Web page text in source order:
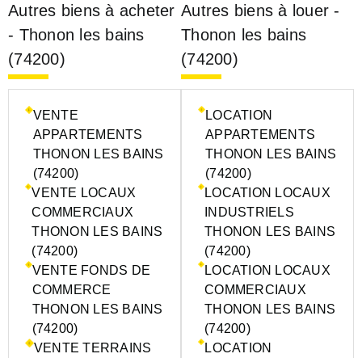
Autres biens à acheter
- Thonon les bains
(74200)
VENTE
APPARTEMENTS
THONON LES BAINS
(74200)
VENTE LOCAUX
COMMERCIAUX
THONON LES BAINS
(74200)
VENTE FONDS DE
COMMERCE
THONON LES BAINS
(74200)
VENTE TERRAINS
Autres biens à louer -
Thonon les bains
(74200)
LOCATION
APPARTEMENTS
THONON LES BAINS
(74200)
LOCATION LOCAUX
INDUSTRIELS
THONON LES BAINS
(74200)
LOCATION LOCAUX
COMMERCIAUX
THONON LES BAINS
(74200)
LOCATION